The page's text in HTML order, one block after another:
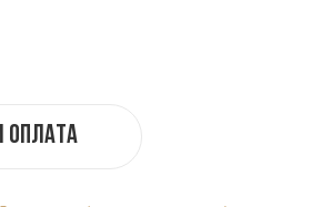
оплата